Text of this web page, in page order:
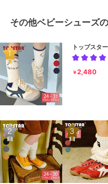
その他ベビーシューズ
トップスター
￥2,480